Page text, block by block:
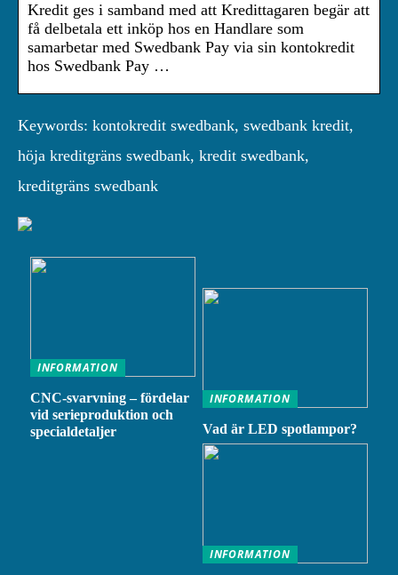
Kredit ges i samband med att Kredittagaren begär att
få delbetala ett inköp hos en Handlare som
samarbetar med Swedbank Pay via sin kontokredit
hos Swedbank Pay …
Keywords: kontokredit swedbank, swedbank kredit,
höja kreditgräns swedbank, kredit swedbank,
kreditgräns swedbank
INFORMATION
CNC-svarvning – fördelar
vid serieproduktion och
specialdetaljer
INFORMATION
Vad är LED spotlampor?
INFORMATION